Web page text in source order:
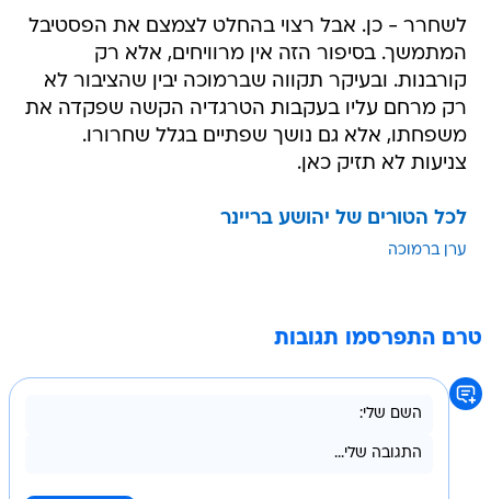
לשחרר - כן. אבל רצוי בהחלט לצמצם את הפסטיבל
המתמשך. בסיפור הזה אין מרוויחים, אלא רק
קורבנות. ובעיקר תקווה שברמוכה יבין שהציבור לא
רק מרחם עליו בעקבות הטרגדיה הקשה שפקדה את
משפחתו, אלא גם נושך שפתיים בגלל שחרורו.
צניעות לא תזיק כאן.
לכל הטורים של יהושע בריינר
ערן ברמוכה
טרם התפרסמו תגובות